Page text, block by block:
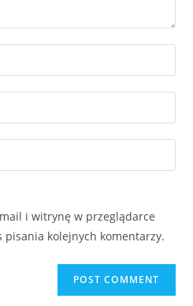
i witrynę w przeglądarce
pisania kolejnych komentarzy.